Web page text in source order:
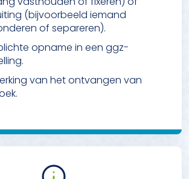
(bijvoorbeeld iemand
of separeren).
opname in een ggz-
van het ontvangen van